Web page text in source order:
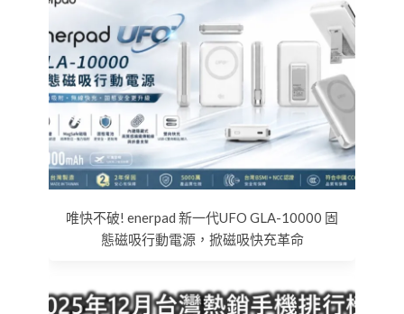
唯快不破! enerpad 新一代UFO GLA-10000 固
態磁吸行動電源，掀磁吸快充革命